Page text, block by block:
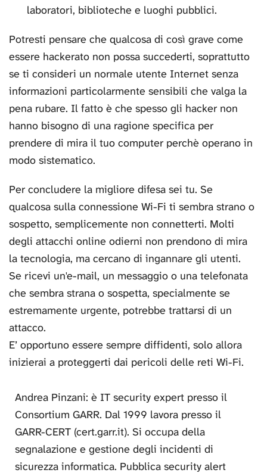
laboratori, biblioteche e luoghi pubblici.
Potresti pensare che qualcosa di così grave come
essere hackerato non possa succederti, soprattutto
se ti consideri un normale utente Internet senza
informazioni particolarmente sensibili che valga la
pena rubare. Il fatto è che spesso gli hacker non
hanno bisogno di una ragione specifica per
prendere di mira il tuo computer perchè operano in
modo sistematico.
Per concludere la migliore difesa sei tu. Se
qualcosa sulla connessione Wi-Fi ti sembra strano o
sospetto, semplicemente non connetterti. Molti
degli attacchi online odierni non prendono di mira
la tecnologia, ma cercano di ingannare gli utenti.
Se ricevi un'e-mail, un messaggio o una telefonata
che sembra strana o sospetta, specialmente se
estremamente urgente, potrebbe trattarsi di un
attacco.
E’ opportuno essere sempre diffidenti, solo allora
inizierai a proteggerti dai pericoli delle reti Wi-Fi.
Andrea Pinzani: è IT security expert presso il
Consortium GARR. Dal 1999 lavora presso il
GARR-CERT (cert.garr.it). Si occupa della
segnalazione e gestione degli incidenti di
sicurezza informatica. Pubblica security alert